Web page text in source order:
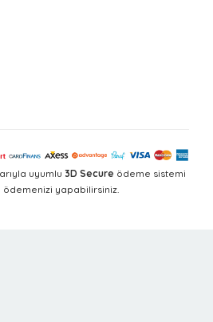
uyumlu 3D Secure ödeme sistemi
ödemenizi yapabilirsiniz.